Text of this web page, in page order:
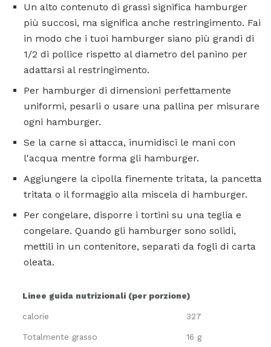
Un alto contenuto di grassi significa hamburger
più succosi, ma significa anche restringimento. Fai
in modo che i tuoi hamburger siano più grandi di
1/2 di pollice rispetto al diametro del panino per
adattarsi al restringimento.
Per hamburger di dimensioni perfettamente
uniformi, pesarli o usare una pallina per misurare
ogni hamburger.
Se la carne si attacca, inumidisci le mani con
l'acqua mentre forma gli hamburger.
Aggiungere la cipolla finemente tritata, la pancetta
tritata o il formaggio alla miscela di hamburger.
Per congelare, disporre i tortini su una teglia e
congelare. Quando gli hamburger sono solidi,
mettili in un contenitore, separati da fogli di carta
oleata.
Linee guida nutrizionali (per porzione)
calorie 327
Totalmente grasso 16 g